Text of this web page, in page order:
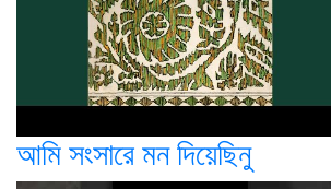
আমি সংসারে মন দিয়েছিনু